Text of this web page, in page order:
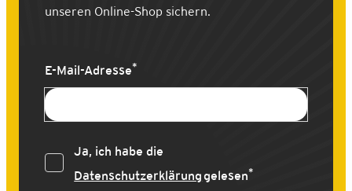
unseren Online-Shop sichern.
E-Mail-Adresse*
Ja, ich habe die
Datenschutzerklärunggelesen*